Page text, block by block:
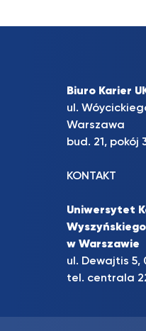
Biuro Karier
ul.
Warszawa
bud. 21, pokój
KONTAKT
Uniwersytet
Wyszyńskiego
w Warszawie
ul. Dewajtis 5,
tel. centrala